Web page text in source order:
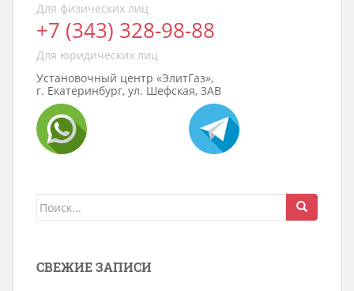
Для физических лиц
+7 (343) 328-98-88
Для юридических лиц
Установочный центр «ЭлитГаз»,
г. Екатеринбург, ул. Шефская, 3АВ
Поиск
СВЕЖИЕ ЗАПИСИ